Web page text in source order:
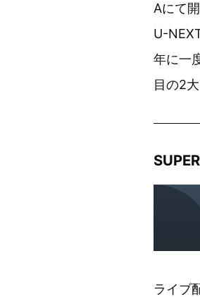
Aにて
U-
年に一
目の2
ライブ